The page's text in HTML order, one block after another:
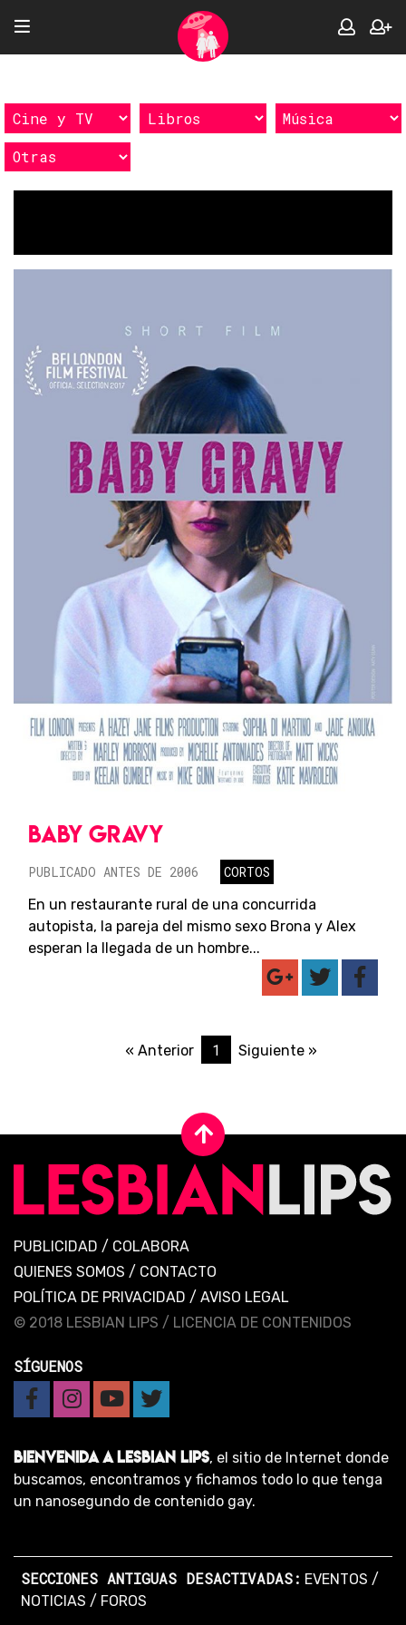
BABY GRAVY
PUBLICADO ANTES DE 2006
CORTOS
En un restaurante rural de una concurrida
autopista, la pareja del mismo sexo Brona y Alex
esperan la llegada de un hombre...
« Anterior 1 Siguiente »
PUBLICIDAD / COLABORA
QUIENES SOMOS / CONTACTO
POLÍTICA DE PRIVACIDAD / AVISO LEGAL
© 2018 LESBIAN LIPS / LICENCIA DE CONTENIDOS
SÍGUENOS
BIENVENIDA A LESBIAN LIPS, el sitio de Internet donde
buscamos, encontramos y fichamos todo lo que tenga
un nanosegundo de contenido gay.
SECCIONES ANTIGUAS DESACTIVADAS: EVENTOS /
NOTICIAS / FOROS